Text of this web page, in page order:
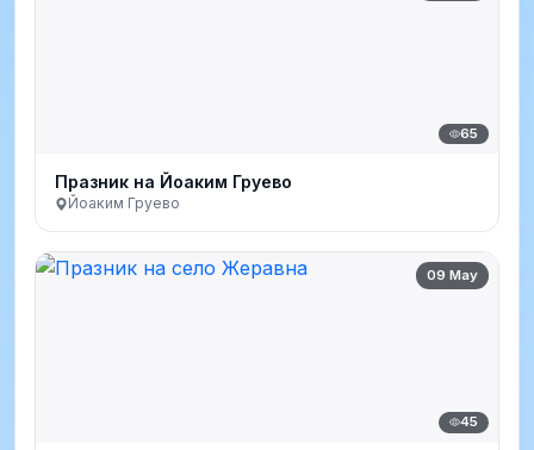
65
Празник на Йоаким Груево
Йоаким Груево
09 May
45